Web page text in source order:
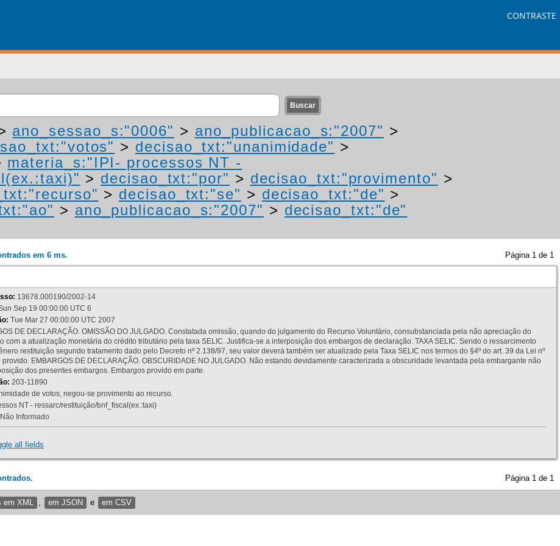
CONTRASTE
ano_sessao_s:"0006" > ano_publicacao_s:"2007" >
> decisao_txt:"unanimidade" >
materia_s:"IPI- processos NT -
> decisao_txt:"por" > decisao_txt:"provimento" >
> decisao_txt:"se" > decisao_txt:"de" >
> ano_publicacao_s:"2007" > decisao_txt:"de"
em 6 ms. Página 1 de 1
13678.000190/2002-14
Sep 19 00:00:00 UTC 6
Tue Mar 27 00:00:00 UTC 2007
DE DECLARAÇÃO. OMISSÃO DO JULGADO. Constatada omissão, quando do julgamento do Recurso Voluntário, consubstanciada pela não apreciação do
com a atualização monetária do crédito tributário pela taxa SELIC. Justifica-se a interposição dos embargos de declaração. TAXA SELIC. Sendo o ressarcimento
restituição segundo tratamento dado pelo Decreto nº 2.138/97, seu valor deverá também ser atualizado pela Taxa SELIC nos termos do §4º do art. 39 da Lei nº
EMBARGOS DE DECLARAÇÃO. OBSCURIDADE NO JULGADO. Não estando devidamente caracterizada a obscuridade levantada pela embargante não
dos presentes embargos. Embargos provido em parte.
203-11890
de votos, negou-se provimento ao recurso.
NT - ressarc/restituição/bnf_fiscal(ex.:taxi)
Não Informado
all fields
Página 1 de 1
XML em JSON e em CSV